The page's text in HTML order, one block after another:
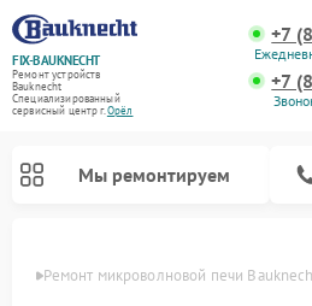
FIX-BAUKNECHT
Ремонт устройств
Bauknecht
Специализированный
cервисный центр г.Орёл
+7
+7
Мы ремонтируем
Ремонт микроволновой печи